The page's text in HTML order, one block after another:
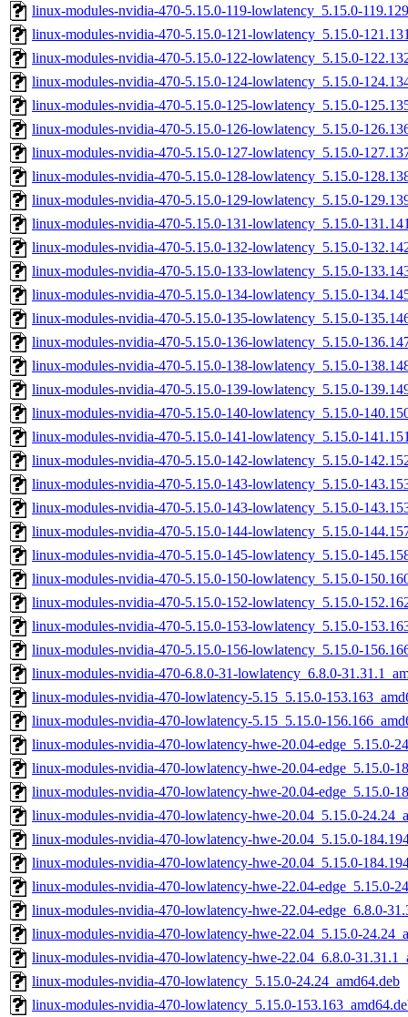
linux-modules-nvidia-470-5.15.0-119-lowlatency_5.15.0-
linux-modules-nvidia-470-5.15.0-121-lowlatency_5.15.0-
linux-modules-nvidia-470-5.15.0-122-lowlatency_5.15.0-
linux-modules-nvidia-470-5.15.0-124-lowlatency_5.15.0-
linux-modules-nvidia-470-5.15.0-125-lowlatency_5.15.0-
linux-modules-nvidia-470-5.15.0-126-lowlatency_5.15.0-
linux-modules-nvidia-470-5.15.0-127-lowlatency_5.15.0-
linux-modules-nvidia-470-5.15.0-128-lowlatency_5.15.0-
linux-modules-nvidia-470-5.15.0-129-lowlatency_5.15.0-
linux-modules-nvidia-470-5.15.0-131-lowlatency_5.15.0-
linux-modules-nvidia-470-5.15.0-132-lowlatency_5.15.0-
linux-modules-nvidia-470-5.15.0-133-lowlatency_5.15.0-
linux-modules-nvidia-470-5.15.0-134-lowlatency_5.15.0-
linux-modules-nvidia-470-5.15.0-135-lowlatency_5.15.0-
linux-modules-nvidia-470-5.15.0-136-lowlatency_5.15.0-
linux-modules-nvidia-470-5.15.0-138-lowlatency_5.15.0-
linux-modules-nvidia-470-5.15.0-139-lowlatency_5.15.0-
linux-modules-nvidia-470-5.15.0-140-lowlatency_5.15.0-
linux-modules-nvidia-470-5.15.0-141-lowlatency_5.15.0-
linux-modules-nvidia-470-5.15.0-142-lowlatency_5.15.0-
linux-modules-nvidia-470-5.15.0-143-lowlatency_5.15.0-
linux-modules-nvidia-470-5.15.0-143-lowlatency_5.15.0-
linux-modules-nvidia-470-5.15.0-144-lowlatency_5.15.0-
linux-modules-nvidia-470-5.15.0-145-lowlatency_5.15.0-
linux-modules-nvidia-470-5.15.0-150-lowlatency_5.15.0-
linux-modules-nvidia-470-5.15.0-152-lowlatency_5.15.0-
linux-modules-nvidia-470-5.15.0-153-lowlatency_5.15.0-
linux-modules-nvidia-470-5.15.0-156-lowlatency_5.15.0-
linux-modules-nvidia-470-6.8.0-31-lowlatency_6.8.0-
linux-modules-nvidia-470-lowlatency-5.15_5.15.0-
linux-modules-nvidia-470-lowlatency-5.15_5.15.0-
linux-modules-nvidia-470-lowlatency-hwe-20.04-edge_5.15.0-
linux-modules-nvidia-470-lowlatency-hwe-20.04-edge_5.15.0-
linux-modules-nvidia-470-lowlatency-hwe-20.04-edge_5.15.0-
linux-modules-nvidia-470-lowlatency-hwe-20.04_5.15.0-
linux-modules-nvidia-470-lowlatency-hwe-20.04_5.15.0-
linux-modules-nvidia-470-lowlatency-hwe-20.04_5.15.0-
linux-modules-nvidia-470-lowlatency-hwe-22.04-edge_5.15.0-
linux-modules-nvidia-470-lowlatency-hwe-22.04-edge_6.8.0-
linux-modules-nvidia-470-lowlatency-hwe-22.04_5.15.0-
linux-modules-nvidia-470-lowlatency-hwe-22.04_6.8.0-
linux-modules-nvidia-470-lowlatency_5.15.0-24.24_amd64.deb
linux-modules-nvidia-470-lowlatency_5.15.0-